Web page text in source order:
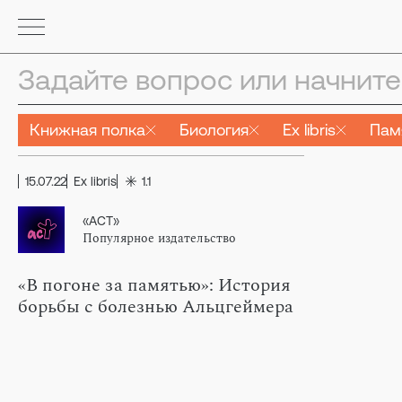
Книжная полка Биология Ex libris
15.07.22 Ex libris 1.1
«АСТ»
Популярное издательство
«В погоне за памятью»: История
борьбы с болезнью Альцгеймера